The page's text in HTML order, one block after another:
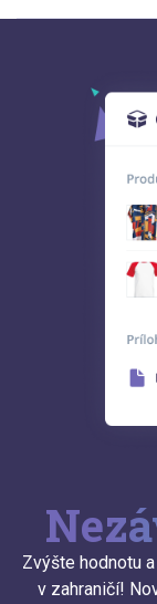
Zvýšte hodnotu
v zahraničí!